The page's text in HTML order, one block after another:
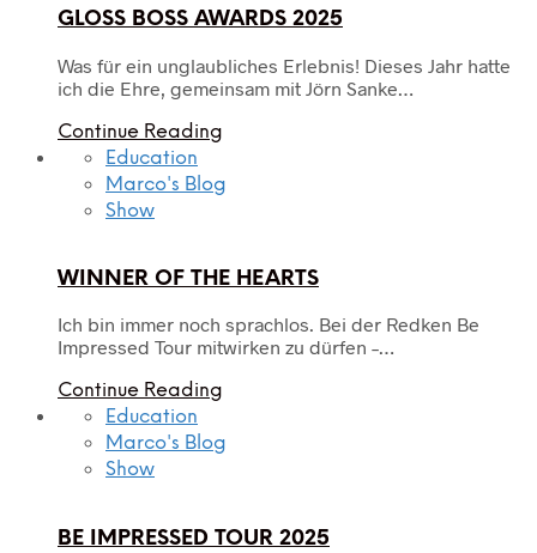
GLOSS BOSS AWARDS 2025
Was für ein unglaubliches Erlebnis! Dieses Jahr hatte
ich die Ehre, gemeinsam mit Jörn Sanke…
Continue Reading
Education
Marco's Blog
Show
WINNER OF THE HEARTS
Ich bin immer noch sprachlos. Bei der Redken Be
Impressed Tour mitwirken zu dürfen –…
Continue Reading
Education
Marco's Blog
Show
BE IMPRESSED TOUR 2025